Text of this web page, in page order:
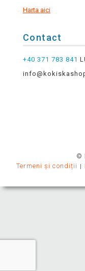
Harta aici
Contact
+40 371 783 841
©
Termeni și condiții